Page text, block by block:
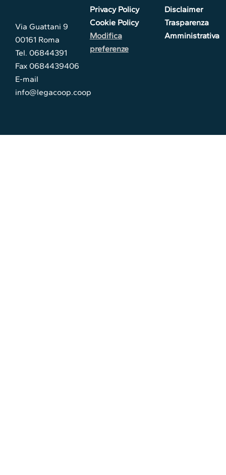
Via Guattani 9
00161 Roma
Tel. 06844391
Fax 0684439406
E-mail
info@legacoop.coop
Privacy Policy
Cookie Policy
Modifica
preferenze
Disclaimer
Trasparenza
Amministrativa